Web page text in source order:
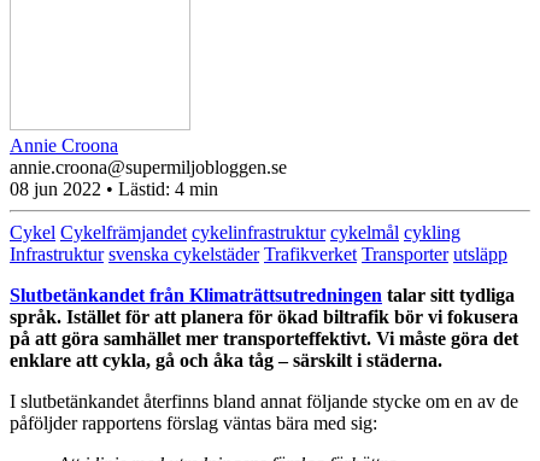
Annie Croona
annie.croona@supermiljobloggen.se
08 jun 2022 • Lästid: 4 min
Cykel Cykelfrämjandet cykelinfrastruktur cykelmål cykling
Infrastruktur svenska cykelstäder Trafikverket Transporter utsläpp
Slutbetänkandet från Klimaträttsutredningen talar sitt tydliga
språk. Istället för att planera för ökad biltrafik bör vi fokusera
på att göra samhället mer transporteffektivt. Vi måste göra det
enklare att cykla, gå och åka tåg – särskilt i städerna.
I slutbetänkandet återfinns bland annat följande stycke om en av de
påföljder rapportens förslag väntas bära med sig: